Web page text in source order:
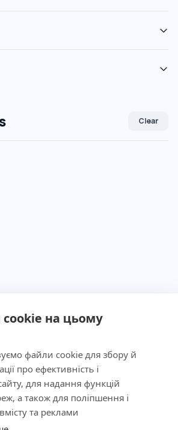
на цьому
файли cookie для збору й
про ефективність і
для надання функцій
а також для поліпшення і
та реклами
Clear
License No. 603260 dated